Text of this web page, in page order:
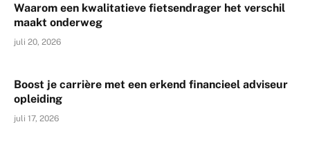
Waarom een kwalitatieve fietsendrager het verschil
maakt onderweg
juli 20, 2026
Boost je carrière met een erkend financieel adviseur
opleiding
juli 17, 2026